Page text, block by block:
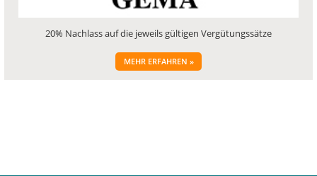
20% Nachlass auf die jeweils gültigen Vergütungssätze
MEHR ERFAHREN »